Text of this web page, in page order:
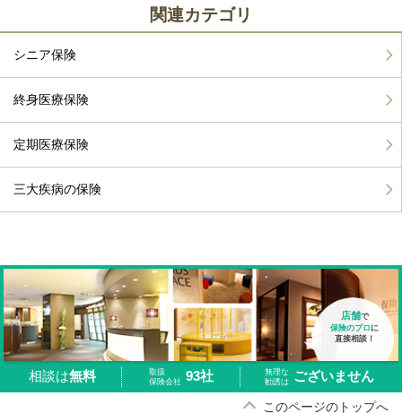
関連カテゴリ
シニア保険
終身医療保険
定期医療保険
三大疾病の保険
店舗で
保険のプロ に
直接相談！
相談は無料
取扱
保険会社 93社
無理な
勧誘は
ございません
このページのトップへ